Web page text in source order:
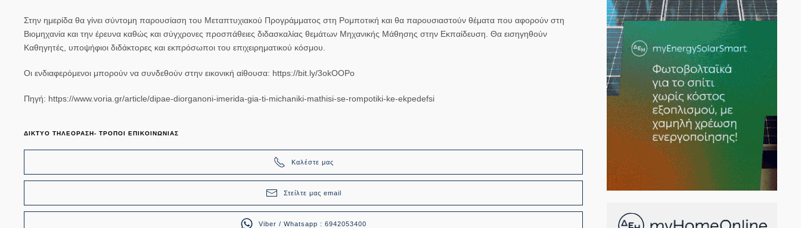
Στην ημερίδα θα γίνει σύντομη παρουσίαση του Μεταπτυχιακού Προγράμματος στη Ρομποτική και θα παρουσιαστούν θέματα που αφορούν στη
Βιομηχανία και την έρευνα καθώς και σύγχρονες προσπάθειες διδασκαλίας θεμάτων Μηχανικής Μάθησης στην Εκπαίδευση. Θα εισηγηθούν
Καθηγητές, υποψήφιοι διδάκτορες και εκπρόσωποι του επιχειρηματικού κόσμου.
Οι ενδιαφερόμενοι μπορούν να συνδεθούν στην εικονική αίθουσα: https://bit.ly/3okOOPo
Πηγή: https://www.voria.gr/article/dipae-diorganoni-imerida-gia-ti-michaniki-mathisi-se-rompotiki-ke-ekpedefsi
ΔΙΚΤΥΟ ΤΗΛΕΟΡΑΣΗ- ΤΡΟΠΟΙ ΕΠΙΚΟΙΝΩΝΙΑΣ
Καλέστε μας
Στείλτε μας email
Viber / Whatsapp : 6942053400